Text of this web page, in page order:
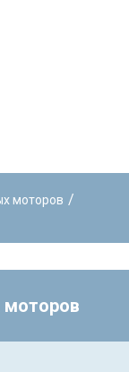
моторов /
моторов